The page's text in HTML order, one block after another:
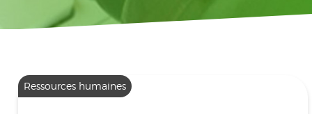
Ressources humaines